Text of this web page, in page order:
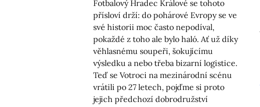
Fotbalový Hradec Králové se tohoto
přísloví drží: do pohárové Evropy se ve
své historii moc často nepodíval,
pokaždé z toho ale bylo haló. Ať už díky
věhlasnému soupeři, šokujícímu
výsledku a nebo třeba bizarní logistice.
Teď se Votroci na mezinárodní scénu
vrátili po 27 letech, pojďme si proto
jejich předchozí dobrodružství